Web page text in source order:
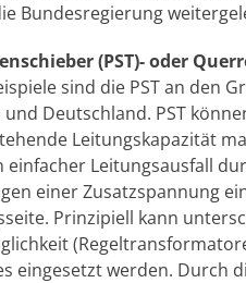
Bundesregierung
(PST)- oder
sind die PST an den
Deutschland. PST
Leitungskapazität
einfacher Leitungsausfall
einer Zusatzspannung
Prinzipiell kann
eingesetzt werden. Durch